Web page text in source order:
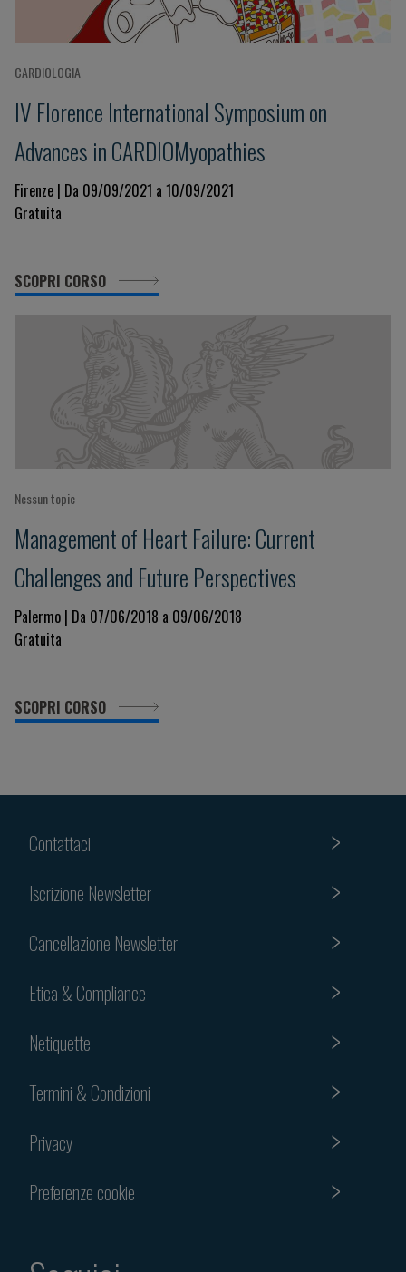
CARDIOLOGIA
IV Florence International Symposium on
Advances in CARDIOMyopathies
Firenze | Da 09/09/2021 a 10/09/2021
Gratuita
SCOPRI CORSO
Nessun topic
Management of Heart Failure: Current
Challenges and Future Perspectives
Palermo | Da 07/06/2018 a 09/06/2018
Gratuita
SCOPRI CORSO
Contattaci
Iscrizione Newsletter
Cancellazione Newsletter
Etica & Compliance
Netiquette
Termini & Condizioni
Privacy
Preferenze cookie